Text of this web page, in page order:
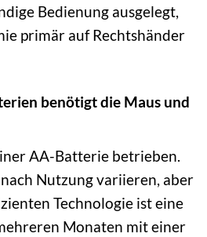
Bedienung ausgelegt,
primär auf Rechtshänder
benötigt die Maus und
AA-Batterie betrieben.
Nutzung variieren, aber
Technologie ist eine
Monaten mit einer